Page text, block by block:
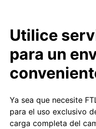
Utilice
para un
Ya sea que necesite
para el uso exclusivo
carga completa del